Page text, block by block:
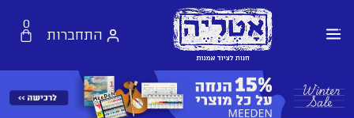
התחברות
0